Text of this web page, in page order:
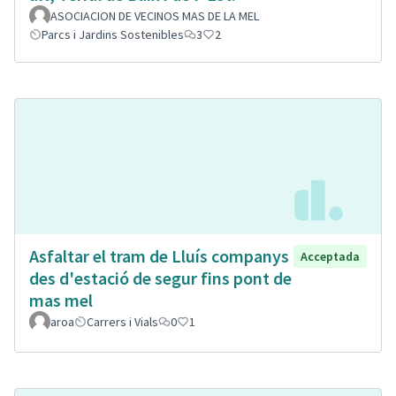
ASOCIACION DE VECINOS MAS DE LA MEL
Parcs i Jardins Sostenibles
3 2
Asfaltar el tram de Lluís companys
des d'estació de segur fins pont de
mas mel
Acceptada
aroa Carrers i Vials 0 1